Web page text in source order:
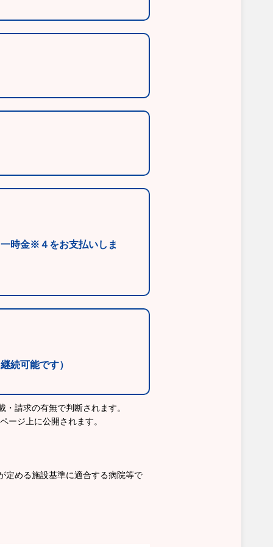
時金※４をお支払いしま
続可能です）
請求の有無で判断されます。
ージ上に公開されます。
める施設基準に適合する病院等で